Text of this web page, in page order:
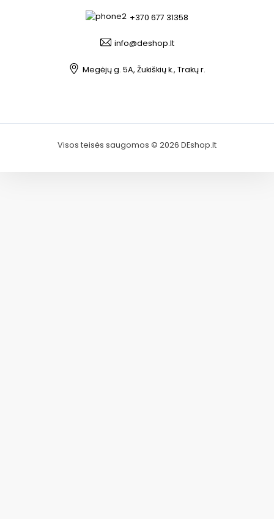
+370 677 31358
info@deshop.lt
Megėjų g. 5A, Žukiškių k., Trakų r.
Visos teisės saugomos © 2026 DEshop.lt